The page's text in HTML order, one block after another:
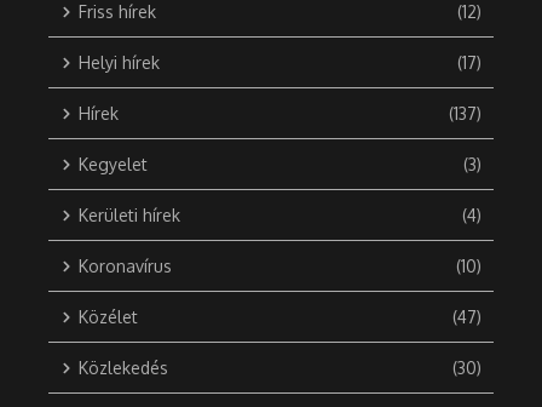
Friss hírek (12)
Helyi hírek (17)
Hírek (137)
Kegyelet (3)
Kerületi hírek (4)
Koronavírus (10)
Közélet (47)
Közlekedés (30)